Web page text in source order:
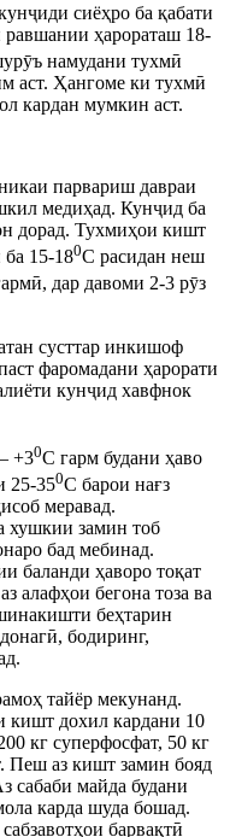
сиёҳро ба қабати
равшании ҳарораташ 18-
намудани тухмӣ
аст. Ҳангоме ки тухмӣ
кардан мумкин аст.
парвариш давраи
медиҳад. Кунҷид ба
дорад. Тухмиҳои кишт
ба 15-180С расидан неш
дар давоми 2-3 рӯз
сусттар инкишоф
фаромадани ҳарорати
кунҷид хавфнок
+30С гарм будани ҳаво
25-350С барои нағз
ҳисоб меравад.
хушкии замин тоб
бад мебинад.
баланди ҳаворо тоқат
алафҳои бегона тоза ва
беҳтарин
бодиринг,
тайёр мекунанд.
кишт дохил кардани 10
кг суперфосфат, 50 кг
Пеш аз кишт замин бояд
сабаби майда будани
карда шуда бошад.
барвақтӣ